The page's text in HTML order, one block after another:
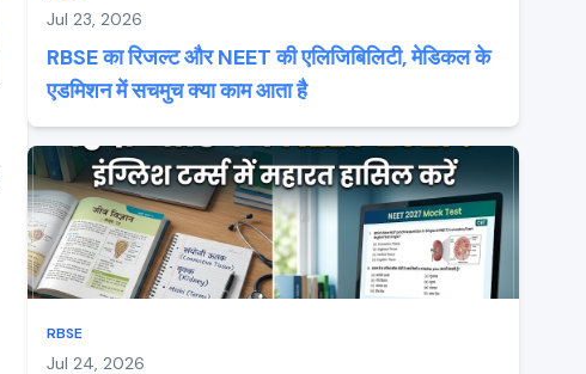
Jul 23, 2026
RBSE का रिजल्ट और NEET की एलिजिबिलिटी, मेडिकल के
एडमिशन में सचमुच क्या काम आता है
RBSE
Jul 24, 2026